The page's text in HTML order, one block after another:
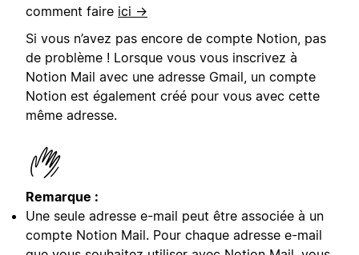
comment faire ici →
Si vous n’avez pas encore de compte Notion, pas
de problème ! Lorsque vous vous inscrivez à
Notion Mail avec une adresse Gmail, un compte
Notion est également créé pour vous avec cette
même adresse.
Remarque :
Une seule adresse e-mail peut être associée à un
compte Notion Mail. Pour chaque adresse e-mail